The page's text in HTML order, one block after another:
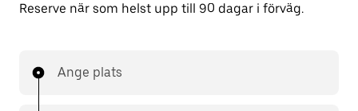
Reserve när som helst upp till 90 dagar i förväg.
Ange plats